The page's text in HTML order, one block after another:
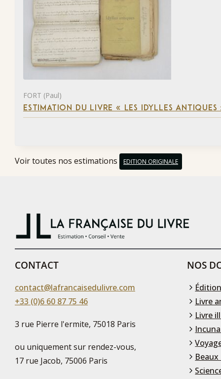
FORT (Paul)
ESTIMATION DU LIVRE « LES IDYLLES
Voir toutes nos estimations EDITION ORIGINALE
CONTACT
contact@lafrancaisedulivre.com
+33 (0)6 60 87 75 46
3 rue Pierre l'ermite, 75018 Paris
ou uniquement sur rendez-vous,
17 rue Jacob, 75006 Paris
NOS
Livre
Livre